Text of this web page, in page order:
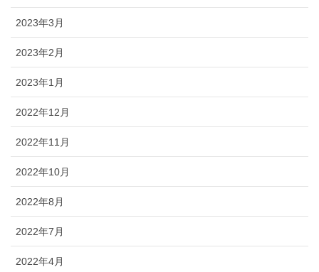
2023年3月
2023年2月
2023年1月
2022年12月
2022年11月
2022年10月
2022年8月
2022年7月
2022年4月